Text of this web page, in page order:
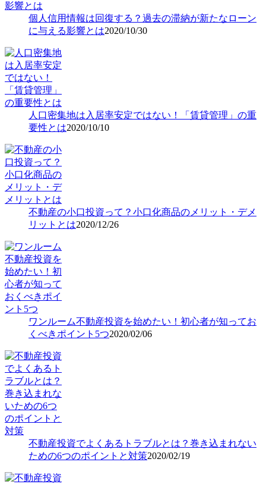
個人信用情報は回復する？過去の滞納が新たなローン
に与える影響とは2020/10/30
人口密集地は入居率安定ではない！「賃貸管理」の重
要性とは2020/10/10
不動産の小口投資って？小口化商品のメリット・デメ
リットとは2020/12/26
ワンルーム不動産投資を始めたい！初心者が知ってお
くべきポイント5つ2020/02/06
不動産投資でよくあるトラブルとは？巻き込まれない
ための6つのポイントと対策2020/02/19